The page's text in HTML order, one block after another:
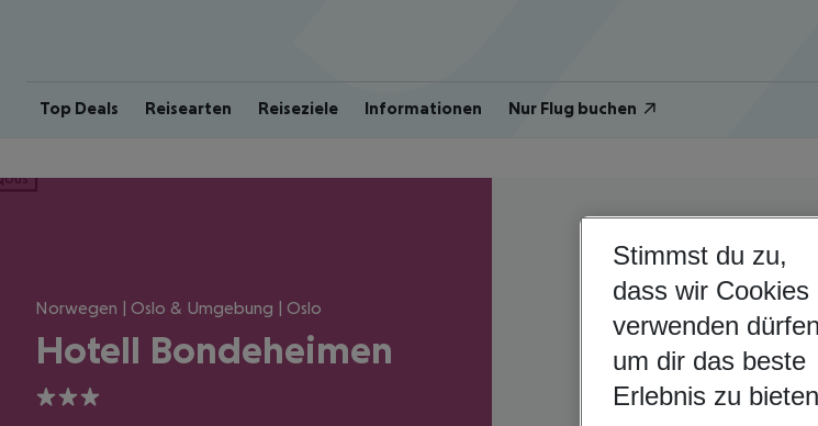
Top Deals Reisearten Reiseziele Informationen Nur Flug buchen
Norwegen | Oslo & Umgebung | Oslo
Hotell Bondeheimen
3
Stimmst du zu,
dass wir Cookies
verwenden
um dir das beste
Erlebnis zu